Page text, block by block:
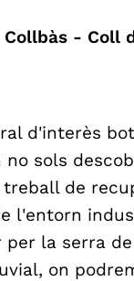
- Coll
d'interès
no sols
de
l'entorn
per la serra
on